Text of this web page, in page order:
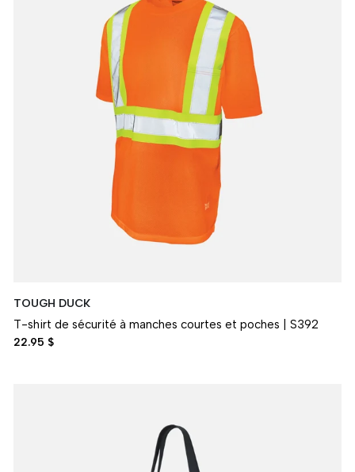
TOUGH DUCK
T-shirt de sécurité à manches courtes et poches | S392
22.95 $